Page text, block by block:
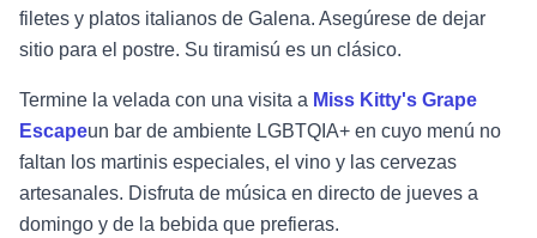
filetes y platos italianos de Galena. Asegúrese de dejar
sitio para el postre. Su tiramisú es un clásico.
Termine la velada con una visita a Miss Kitty's Grape
Escapeun bar de ambiente LGBTQIA+ en cuyo menú no
faltan los martinis especiales, el vino y las cervezas
artesanales. Disfruta de música en directo de jueves a
domingo y de la bebida que prefieras.